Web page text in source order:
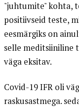
"juhtumite" kohta,
positiivseid teste,
eesmärgiks on
selle meditsiiniline
väga eksitav.
Covid-19 IFR oli
raskusastmega.